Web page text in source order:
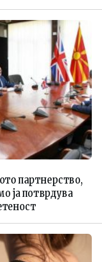
партнерство,
ја потврдува